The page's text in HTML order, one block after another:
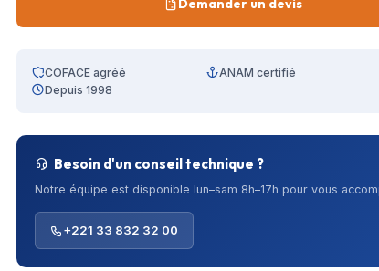
Demander un devis
COFACE agréé ANAM certifié
Depuis 1998
Besoin d'un conseil technique ?
Notre équipe est disponible lun–sam 8h–17h pour vous
+221 33 832 32 00